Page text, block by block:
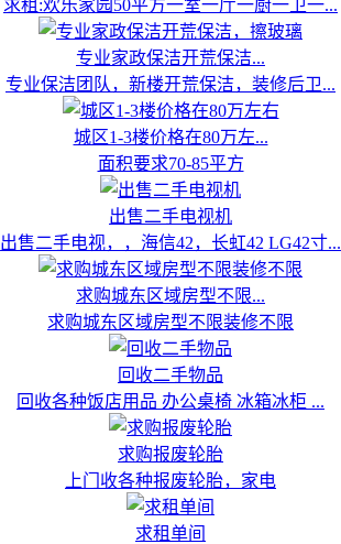
求租:欢乐家园50平方一室一厅一厨一卫一...
专业家政保洁开荒保洁...
专业保洁团队，新楼开荒保洁，装修后卫...
城区1-3楼价格在80万左...
面积要求70-85平方
出售二手电视机
出售二手电视，，海信42，长虹42 LG42寸...
求购城东区域房型不限...
求购城东区域房型不限装修不限
回收二手物品
回收各种饭店用品 办公桌椅 冰箱冰柜 ...
求购报废轮胎
上门收各种报废轮胎，家电
求租单间